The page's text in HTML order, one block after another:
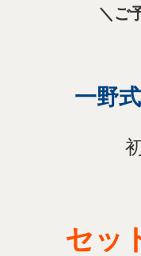
＼ご
一野式
セッ